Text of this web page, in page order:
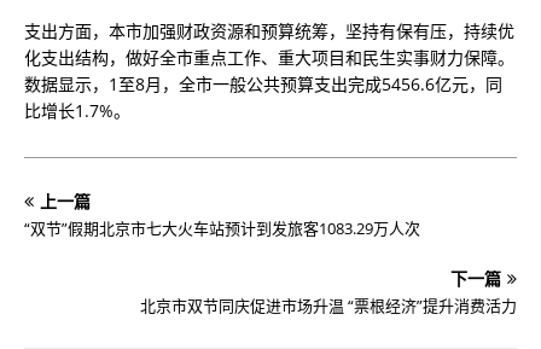
支出方面，本市加强财政资源和预算统筹，坚持有保有压，持续优
化支出结构，做好全市重点工作、重大项目和民生实事财力保障。
数据显示，1至8月，全市一般公共预算支出完成5456.6亿元，同
比增长1.7%。
上一篇
“双节”假期北京市七大火车站预计到发旅客1083.29万人次
下一篇
北京市双节同庆促进市场升温 “票根经济”提升消费活力